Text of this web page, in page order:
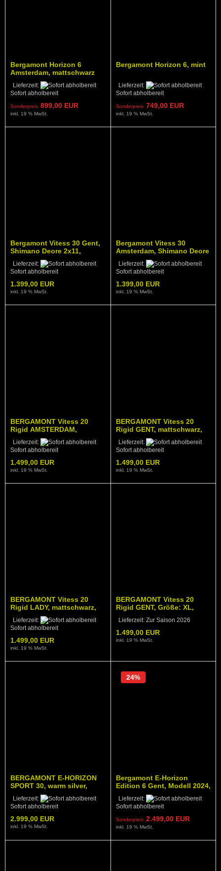
Bergamont Horizon 6
Amsterdam, mattschwarz
Lieferzeit:
Sofort abholbereit
Sonderpreis 899,00 EUR
inkl. 19 % MwSt.
Bergamont Horizon 6, mint
Lieferzeit:
Sofort abholbereit
Sonderpreis 749,00 EUR
inkl. 19 % MwSt.
Bergamont Vitess 30 Gent,
Shimano Deore 2x11,
highland green
Lieferzeit:
Sofort abholbereit
1.399,00 EUR
inkl. 19 % MwSt.
Bergamont Vitess 30
Amsterdam, Shimano Deore
2x11, highland green
Lieferzeit:
Sofort abholbereit
1.399,00 EUR
inkl. 19 % MwSt.
BERGAMONT Vitess 20
Rigid AMSTERDAM,
mattschwarz, Nexus 8 Gg.
mit Zahnriemen
Lieferzeit:
Sofort abholbereit
1.499,00 EUR
inkl. 19 % MwSt.
BERGAMONT Vitess 20
Rigid GENT, mattschwarz,
Nexus 8 gg. mit Zahnriemen
Lieferzeit:
Sofort abholbereit
1.499,00 EUR
inkl. 19 % MwSt.
BERGAMONT Vitess 20
Rigid LADY, mattschwarz,
Nexus 8 gg. mit Zahnriemen
Lieferzeit:
Sofort abholbereit
1.499,00 EUR
inkl. 19 % MwSt.
BERGAMONT Vitess 20
Rigid GENT, Größe: XL,
Zahnriemen,
Lieferzeit: Zur Saison 2026
1.499,00 EUR
inkl. 19 % MwSt.
BERGAMONT E-HORIZON
SPORT 30, warm silver,
Modell 2026
Lieferzeit:
Sofort abholbereit
2.999,00 EUR
inkl. 19 % MwSt.
Bergamont E-Horizon
Edition 6 Gent, Modell 2024,
Lieferzeit:
Sofort abholbereit
Sonderpreis 2.499,00 EUR
24%
inkl. 19 % MwSt.